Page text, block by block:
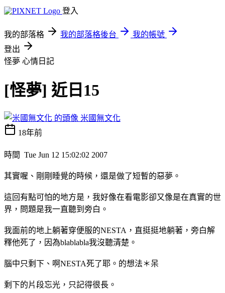
登入
我的部落格 我的部落格後台
我的帳號
登出
怪夢 心情日記
[怪夢] 近日15
米國無文化
18年前
時間 Tue Jun 12 15:02:02 2007
其實喔、剛剛睡覺的時候，還是做了短暫的惡夢。
這回有點可怕的地方是，我好像在看電影卻又像是在真實的世
界，問題是我一直聽到旁白。
我面前的地上躺著穿便服的NESTA，直挺挺地躺著，旁白解
釋他死了，因為blablabla我沒聽清楚。
腦中只剩下、啊NESTA死了耶。的想法＊呆
剩下的片段忘光，只記得很長。